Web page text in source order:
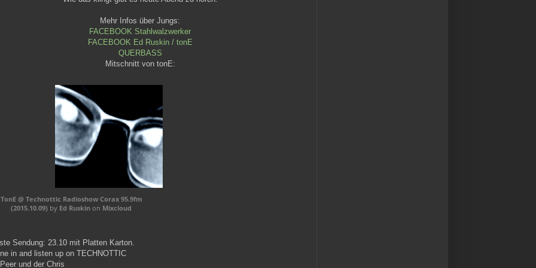
Mehr Infos über Jungs:
FACEBOOK Stahlwalzwerker
FACEBOOK Ed Ruskin / tonE
QUERBASS
Mitschnitt von tonE:
TonE @ Technottic Radioshow Corax 95.9fm
(2015.10.09) by Ed Ruskin on Mixcloud
Sendung: 23.10 mit Platten Karton.
in and listen up on TECHNOTTIC
und der Chris